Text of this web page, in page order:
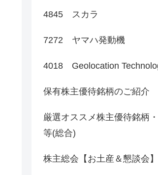
4845 スカラ
7272 ヤマハ発動機
4018 Geolocation
保有株主優待銘柄のご紹介
厳選オススメ株主優待銘柄
等(総合)
株主総会【お土産＆懇談会